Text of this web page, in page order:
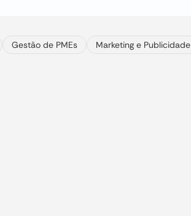
Gestão de PMEs Marketing e Publicidade